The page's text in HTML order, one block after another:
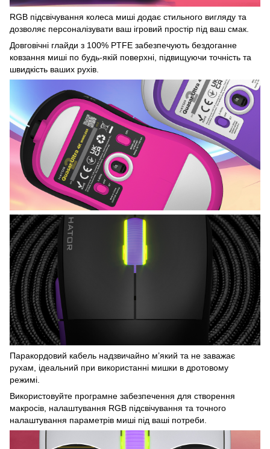
RGB підсвічування колеса миші додає стильного вигляду та
дозволяє персоналізувати ваш ігровий простір під ваш смак.
Довговічні глайди з 100% PTFE забезпечують бездоганне
ковзання миші по будь-якій поверхні, підвищуючи точність та
швидкість ваших рухів.
Паракордовий кабель надзвичайно м’який та не заважає
рухам, ідеальний при використанні мишки в дротовому
режимі.
Використовуйте програмне забезпечення для створення
макросів, налаштування RGB підсвічування та точного
налаштування параметрів миші під ваші потреби.